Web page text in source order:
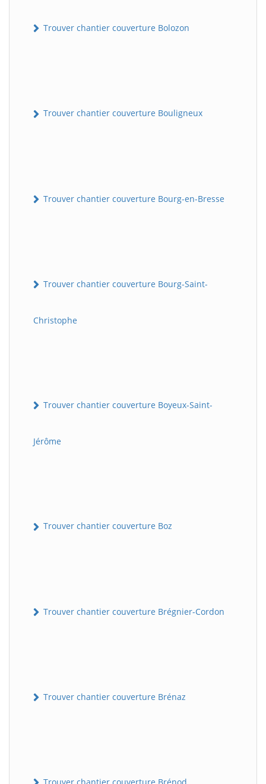
Trouver chantier couverture Bolozon
Trouver chantier couverture Bouligneux
Trouver chantier couverture Bourg-en-Bresse
Trouver chantier couverture Bourg-Saint-
Christophe
Trouver chantier couverture Boyeux-Saint-
Jérôme
Trouver chantier couverture Boz
Trouver chantier couverture Brégnier-Cordon
Trouver chantier couverture Brénaz